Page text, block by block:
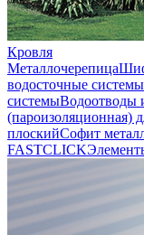
Кровля
Металлочерепица
водосточные
системыВодоотводы
(пароизоляционная)
плоскийСофит
FASTCLICK